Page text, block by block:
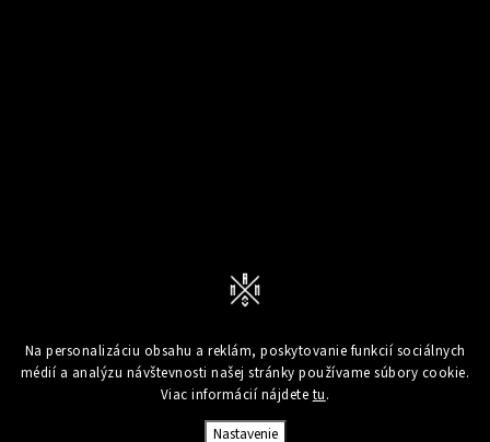
Na personalizáciu obsahu a reklám, poskytovanie funkcií sociálnych
médií a analýzu návštevnosti našej stránky používame súbory cookie.
Viac informácií nájdete tu.
Nastavenie
Copyright 2026Mampici.com . Všetky práva vyhradené.
Upraviť nastavenie cookies